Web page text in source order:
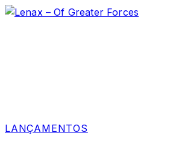
LANÇAMENTOS